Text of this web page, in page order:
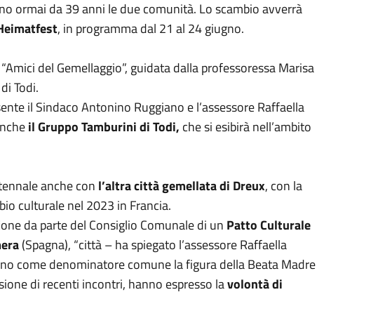
ormai da 39 anni le due comunità. Lo scambio avverrà
, in programma dal 21 al 24 giugno.
del Gemellaggio”, guidata dalla professoressa Marisa
Todi.
il Sindaco Antonino Ruggiano e l’assessore Raffaella
il Gruppo Tamburini di Todi, che si esibirà nell’ambito
anche con l’altra città gemellata di Dreux, con la
culturale nel 2023 in Francia.
da parte del Consiglio Comunale di un Patto Culturale
(Spagna), “città – ha spiegato l’assessore Raffaella
come denominatore comune la figura della Beata Madre
di recenti incontri, hanno espresso lavolontà di